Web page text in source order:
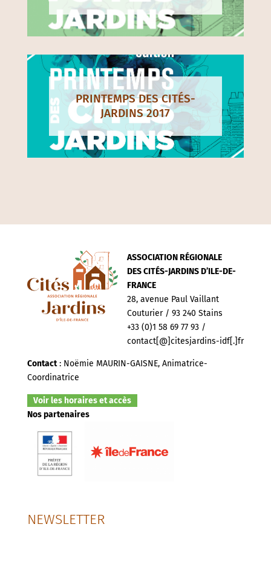
PRINTEMPS DES CITÉS-
JARDINS 2017
ASSOCIATION RÉGIONALE
DES CITÉS-JARDINS D’ILE-DE-
FRANCE
28, avenue Paul Vaillant
Couturier / 93 240 Stains
+33 (0)1 58 69 77 93 /
contact[@]citesjardins-idf[.]fr
Contact: Noëmie MAURIN-GAISNE, Animatrice-
Coordinatrice
Voir les horaires et accès
Nos partenaires
NEWSLETTER